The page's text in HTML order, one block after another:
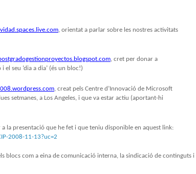
, orientat a parlar sobre les nostres activitats
, cret per donar a
seu ‘dia a dia’ (és un bloc!)
, creat pels Centre d’Innovació de Microsoft
setmanes, a Los Angeles, i que va estar actiu (aportant-hi
la presentació que he fet i que teniu disponible en aquest link:
2008-11-13?uc=2
blocs com a eina de comunicació interna, la sindicació de continguts i